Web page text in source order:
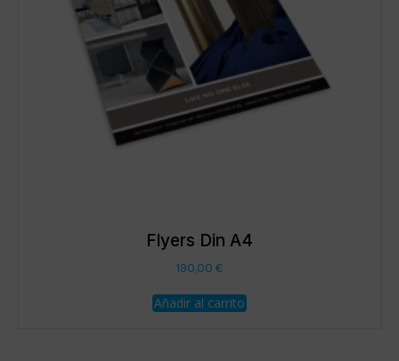
Flyers Din A4
190,00 €
Añadir al carrito